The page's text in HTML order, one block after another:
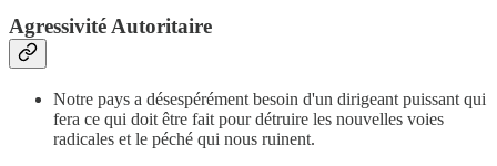
Agressivité Autoritaire
Notre pays a désespérément besoin d'un dirigeant puissant qui
fera ce qui doit être fait pour détruire les nouvelles voies
radicales et le péché qui nous ruinent.